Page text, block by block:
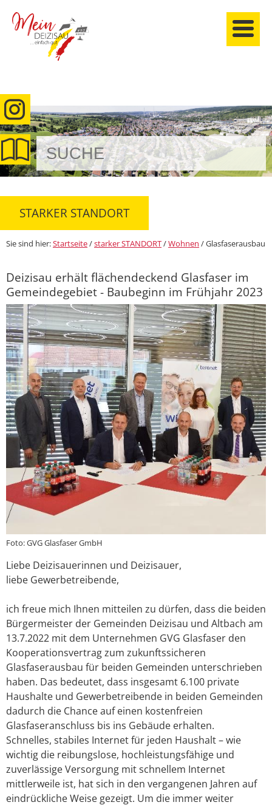
anmelden
STARKER STANDORT
Sie sind hier:Startseite/starker STANDORT/Wohnen /Glasfaserausbau
Deizisau erhält flächendeckend Glasfaser im
Gemeindegebiet - Baubeginn im Frühjahr 2023
Foto: GVG Glasfaser GmbH
Liebe Deizisauerinnen und Deizisauer,
liebe Gewerbetreibende,
ich freue mich Ihnen mitteilen zu dürfen, dass die beiden
Bürgermeister der Gemeinden Deizisau und Altbach am
13.7.2022 mit dem Unternehmen GVG Glasfaser den
Kooperationsvertrag zum zukunftssicheren
Glasfaserausbau für beiden Gemeinden unterschrieben
haben. Das bedeutet, dass insgesamt 6.100 private
Haushalte und Gewerbetreibende in beiden Gemeinden
dadurch die Chance auf einen kostenfreien
Glasfaseranschluss bis ins Gebäude erhalten.
Schnelles, stabiles Internet für jeden Haushalt – wie
wichtig die reibungslose, hochleistungsfähige und
zuverlässige Versorgung mit schnellem Internet
mittlerweile ist, hat sich in den vergangenen Jahren auf
eindrückliche Weise gezeigt. Um die immer weiter